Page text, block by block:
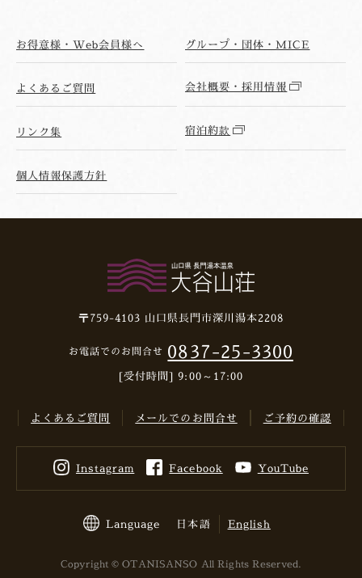
お得意様・Web会員様へ グループ・団体・MICE
よくあるご質問 会社概要・採用情報
リンク集 宿泊約款
個人情報保護方針
〒759-4103 山口県長門市深川湯本2208
お電話でのお問合せ 0837-25-3300
[受付時間] 9:00～17:00
よくあるご質問 メールでのお問合せ ご予約の確認
Instagram Facebook YouTube
Language English
日本語
Copyright © OTANISANSO All Rights Reserved.